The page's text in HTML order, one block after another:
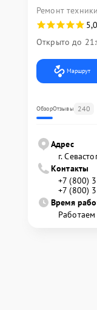
Ремонт
5,0
Открыто до
Маршрут
ОбзорОтзывы 240
Адрес
г.
Контакты
+7 (800)
+7 (800)
Время